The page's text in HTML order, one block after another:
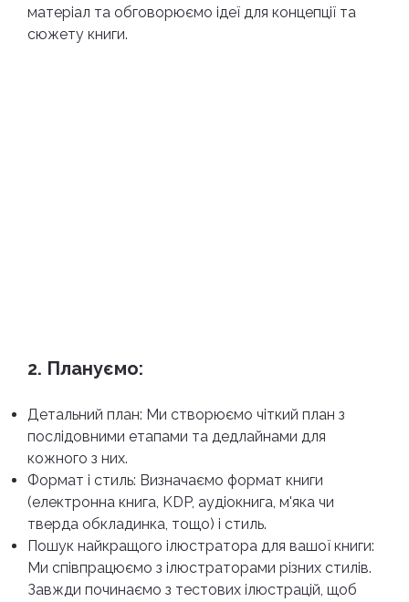
матеріал та обговорюємо ідеї для концепції та
сюжету книги.
Детальний план: Ми створюємо чіткий план з
послідовними етапами та дедлайнами для
кожного з них.
Формат і стиль: Визначаємо формат книги
(електронна книга, KDP, аудіокнига, м'яка чи
тверда обкладинка, тощо) і стиль.
Пошук найкращого ілюстратора для вашої книги:
Ми співпрацюємо з ілюстраторами різних стилів.
Завжди починаємо з тестових ілюстрацій, щоб
2. Плануємо: